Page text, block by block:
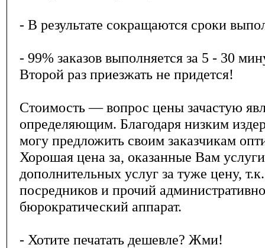
- В результате сокращаются сроки
- 99% заказов выполняется за 5 - 30
Второй раз приезжать не придется!
Стоимость — вопрос цены зачастую
определяющим. Благодаря низким
могу предложить своим заказчикам
Хорошая цена за, оказанные Вам
дополнительных услуг за туже цену,
посредников и прочий
бюрократический аппарат.
- Хотите печатать дешевле? Жми!